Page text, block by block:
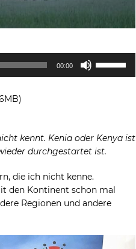
00:00
zu
regeln.
kennt. Kenia oder Kenya ist
durchgestartet ist.
die ich nicht kenne.
den Kontinent schon mal
Regionen und andere